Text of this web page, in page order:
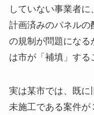
していない事業者に
計画済みのパネル
の規制が問題になる
は市が「補填」する
実は某市では、既
未施工である案件が